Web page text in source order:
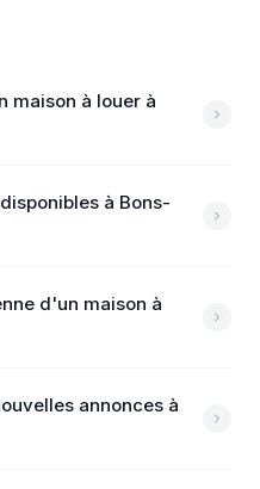
maison à louer à
à Bons-
d'un maison à
annonces à